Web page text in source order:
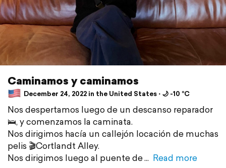
Caminamos y caminamos
December 24, 2022 in the United States ⋅ 🌙 -10 °C
Nos despertamos luego de un descanso reparador
🛌, y comenzamos la caminata.
Nos dirigimos hacía un callejón locación de muchas
pelis 🎬Cortlandt Alley.
Nos dirigimos luego al puente de
Read more